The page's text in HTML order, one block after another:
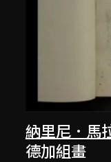
納里尼．馬
德加組畫